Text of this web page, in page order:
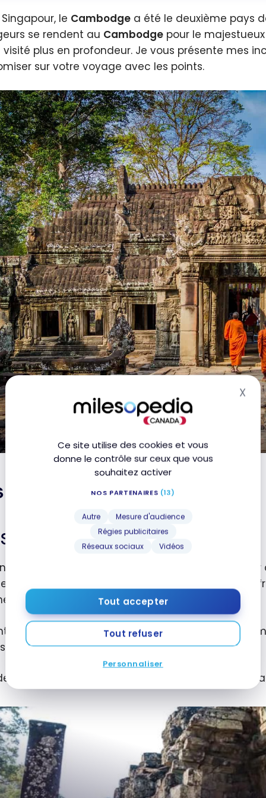
Ce site utilise des cookies et vous
donne le contrôle sur ceux que vous
souhaitez activer
NOS PARTENAIRES (13)
Autre
Mesure d'audience
Régies publicitaires
Réseaux sociaux
Vidéos
Tout accepter
Tout refuser
Personnaliser
X
le Cambodge a été le deuxième pays
se rendent au Cambodge pour le
visité plus en profondeur. Je vous présente mes
sur votre voyage avec les points.
incontournables
Siem Reap
de voyager au
sans
j’ai trouvé que Siem Reap avait beaucoup à
décontractée que le temps semble s’arrêter.
est assez petit pour que tout soit à proximité,
une panoplie d’activités.
conseils sur les meilleures visites à Siem